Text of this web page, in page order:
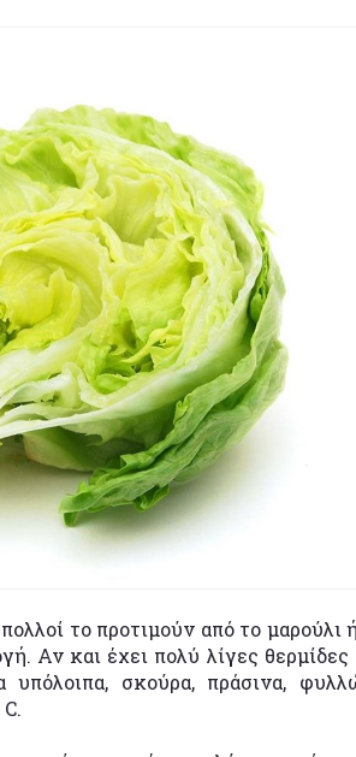
το προτιμούν από το μαρούλι
Αν και έχει πολύ λίγες θερμίδες
υπόλοιπα, σκούρα, πράσινα,